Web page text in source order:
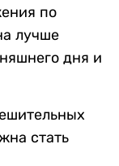
по
лучше
дня и
стать